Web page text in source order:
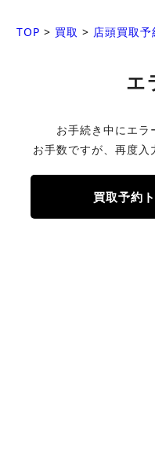
TOP > 買取 > 店頭買取予
エ
お手続き中にエラ
お手数ですが、再度入
買取予約